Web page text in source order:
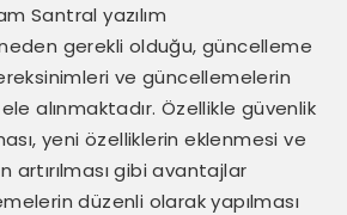
Santral yazılım
gerekli olduğu, güncelleme
ve güncellemelerin
alınmaktadır. Özellikle güvenlik
yeni özelliklerin eklenmesi ve
artırılması gibi avantajlar
düzenli olarak yapılması